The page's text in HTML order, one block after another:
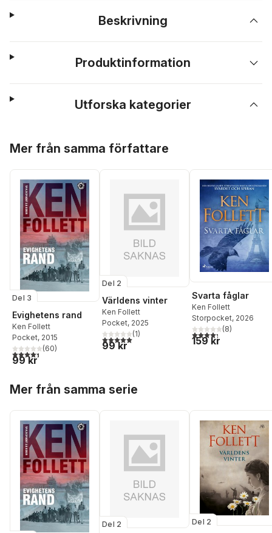
Beskrivning
Produktinformation
Utforska kategorier
Mer från samma författare
Del 3
Evighetens rand
Ken Follett
Pocket, 2015
4,4utav 5 stjärnor. Totalt antal röster:
(60)
99 kr
Del 2
Världens vinter
Ken Follett
Pocket, 2025
5,0utav 5 stjärnor. Totalt antal röster:
(1)
99 kr
Svarta fåglar
Ken Follett
Storpocket, 2026
4,3utav 5 stjärnor.
(8)
159 kr
Mer från samma serie
Del 2 Del 2